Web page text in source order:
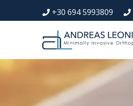
+30 694 5993809